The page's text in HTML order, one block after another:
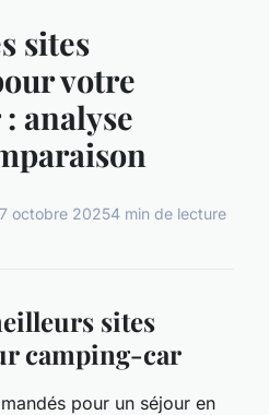
sites
votre
analyse
octobre 20254 min de lecture
sites
camping-car
pour un séjour en